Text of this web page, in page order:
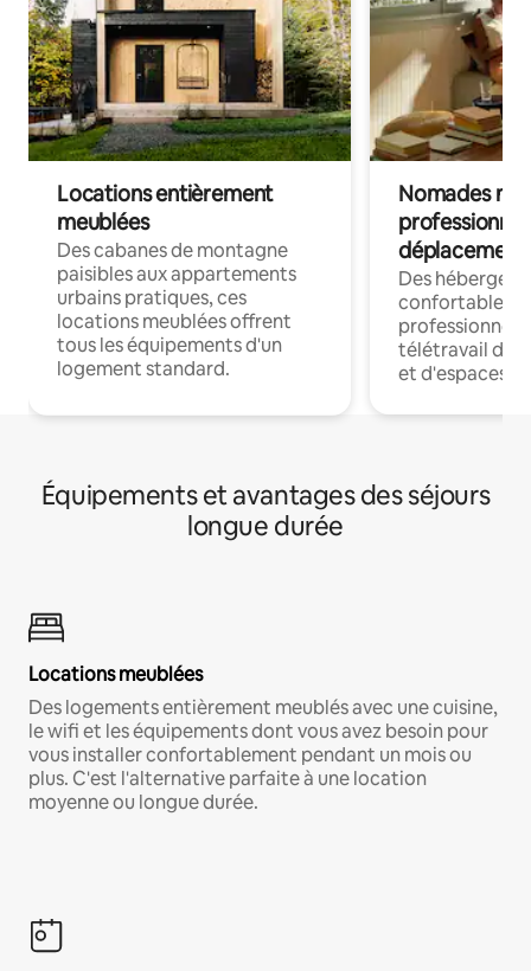
Locations entièrement
meublées
Des cabanes de montagne
paisibles aux appartements
urbains pratiques, ces
locations meublées offrent
tous les équipements d'un
logement standard.
Nomades
déplacement
Des
confortables
professionnels
télétravail
et d'espaces
Équipements et avantages des séjours
longue durée
Locations meublées
Des logements entièrement meublés avec une cuisine,
le wifi et les équipements dont vous avez besoin pour
vous installer confortablement pendant un mois ou
plus. C'est l'alternative parfaite à une location
moyenne ou longue durée.